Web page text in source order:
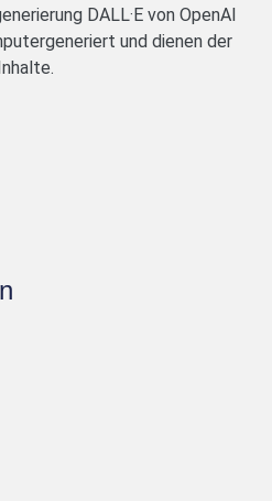
DALL·E von OpenAI
und dienen der